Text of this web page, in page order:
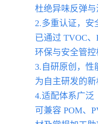
杜绝异味反弹与
2.多重认证，安
已通过 TVOC
环保与安全管控
3.自研原创，性
为自主研发的
4.适配体系广泛
可兼容 POM、